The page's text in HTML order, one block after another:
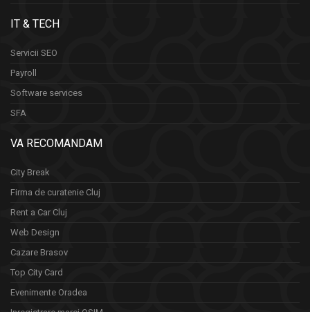
IT & TECH
Servicii SEO
Payroll
Software services
SFA
VA RECOMANDAM
City Break
Firma de curatenie Cluj
Rent a Car Cluj
Web Design
Cazare Brasov
Top City Card
Evenimente Oradea